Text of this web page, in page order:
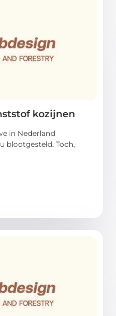
kozijnen
in Nederland
blootgesteld. Toch,